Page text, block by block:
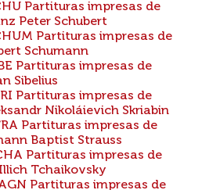
Partituras impresas de
Peter Schubert
Partituras impresas de
Schumann
Partituras impresas de
Sibelius
Partituras impresas de
Nikoláievich Skriabin
Partituras impresas de
Baptist Strauss
Partituras impresas de
Tchaikovsky
Partituras impresas de